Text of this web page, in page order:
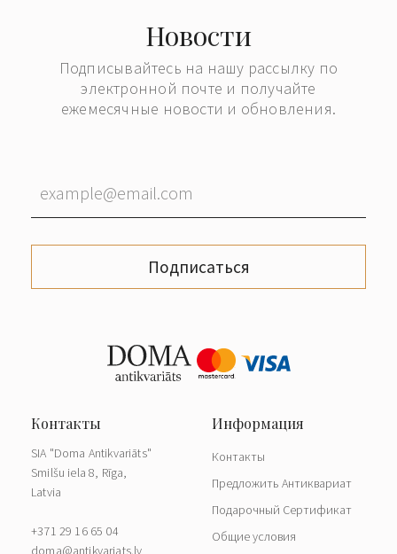
Новости
Подписывайтесь на нашу рассылку по
электронной почте и получайте
ежемесячные новости и обновления.
Подписаться
SIA "Doma Antikvariāts"
Smilšu iela 8, Rīga,
Latvia
+371 29 16 65 04
doma@antikvariats.lv
Контакты
Предложить Антиквариат
Подарочный Сертификат
Общие условия